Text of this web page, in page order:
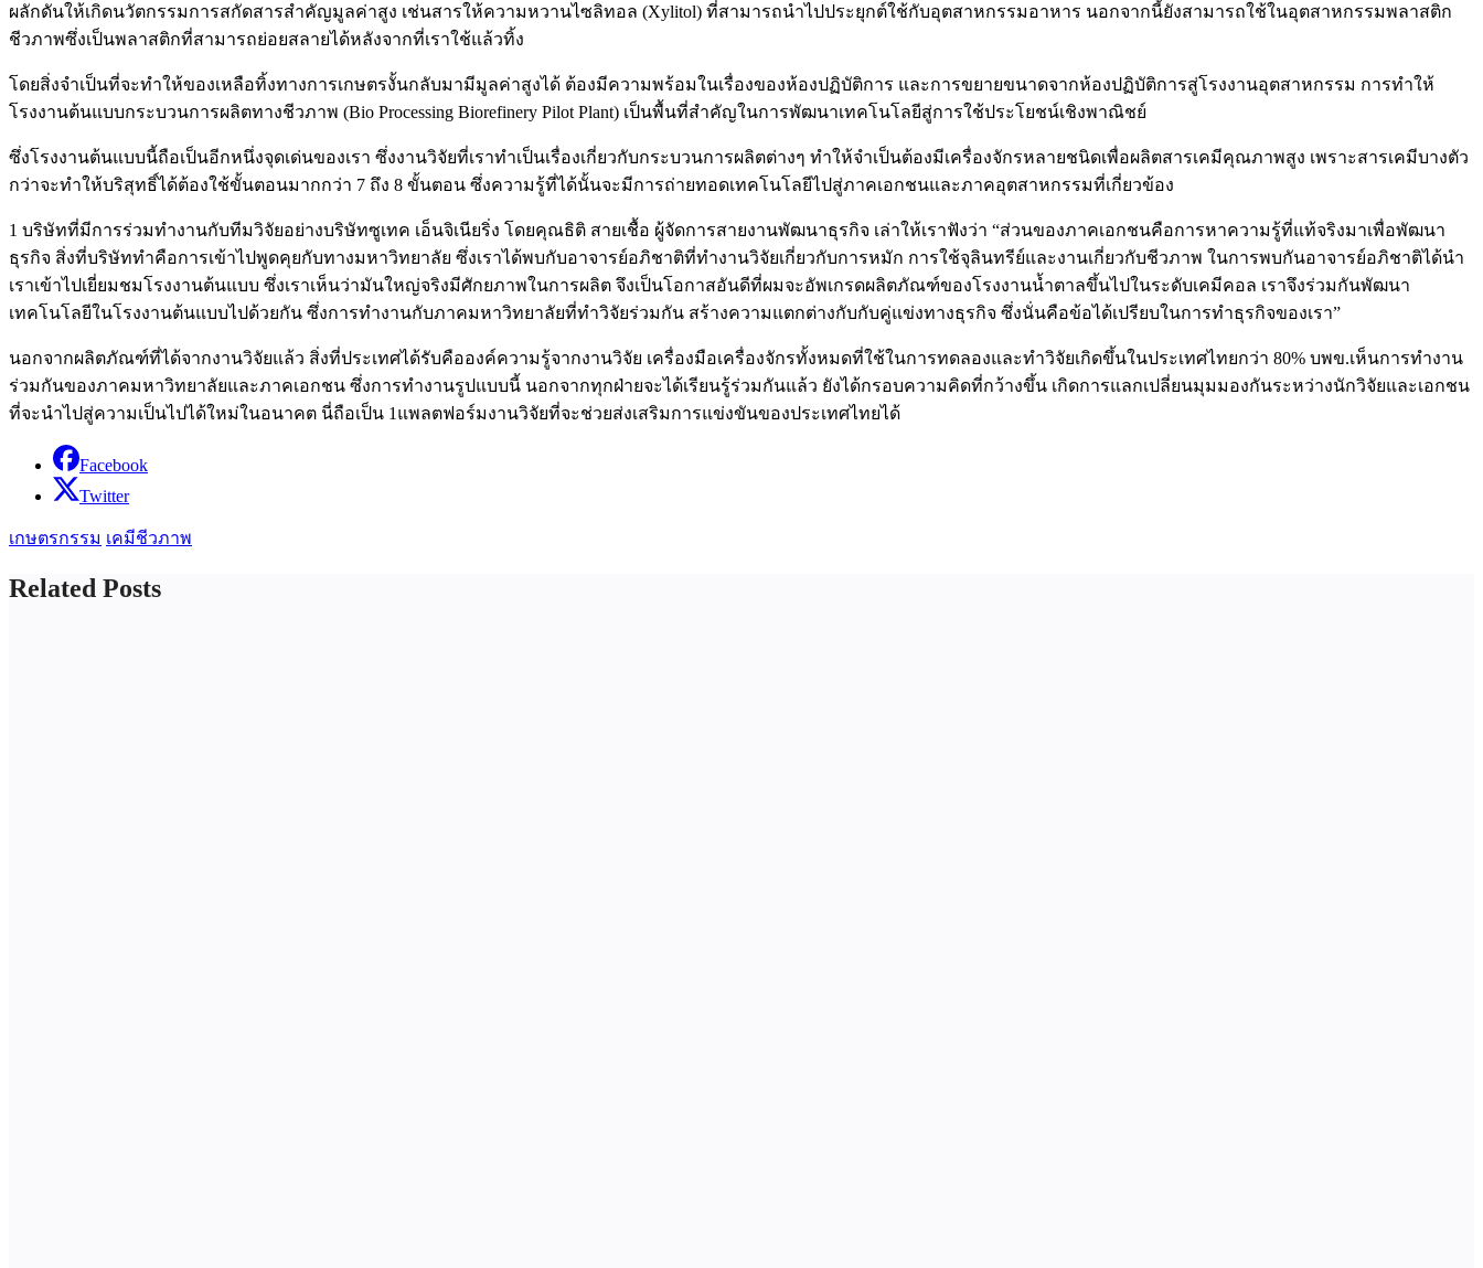
ผลักดันให้เกิดนวัตกรรมการสกัดสารสำคัญมูลค่าสูง เช่นสารให้ความหวานไซลิทอล (Xylitol) ที่สามารถนำไปประยุกต์ใช้กับอุตสาหกรรมอาหาร นอกจากนี้ยังสามารถใช้ในอุตสาหกรรมพลาสติก
ชีวภาพซึ่งเป็นพลาสติกที่สามารถย่อยสลายได้หลังจากที่เราใช้แล้วทิ้ง
โดยสิ่งจำเป็นที่จะทำให้ของเหลือทิ้งทางการเกษตรงั้นกลับมามีมูลค่าสูงได้ ต้องมีความพร้อมในเรื่องของห้องปฏิบัติการ และการขยายขนาดจากห้องปฏิบัติการสู่โรงงานอุตสาหกรรม การทำให้
โรงงานต้นแบบกระบวนการผลิตทางชีวภาพ (Bio Processing Biorefinery Pilot Plant) เป็นพื้นที่สำคัญในการพัฒนาเทคโนโลยีสู่การใช้ประโยชน์เชิงพาณิชย์
ซึ่งโรงงานต้นแบบนี้ถือเป็นอีกหนึ่งจุดเด่นของเรา ซึ่งงานวิจัยที่เราทำเป็นเรื่องเกี่ยวกับกระบวนการผลิตต่างๆ ทำให้จำเป็นต้องมีเครื่องจักรหลายชนิดเพื่อผลิตสารเคมีคุณภาพสูง เพราะสารเคมีบางตัว
กว่าจะทำให้บริสุทธิ์ได้ต้องใช้ขั้นตอนมากกว่า 7 ถึง 8 ขั้นตอน ซึ่งความรู้ที่ได้นั้นจะมีการถ่ายทอดเทคโนโลยีไปสู่ภาคเอกชนและภาคอุตสาหกรรมที่เกี่ยวข้อง
1 บริษัทที่มีการร่วมทำงานกับทีมวิจัยอย่างบริษัทซูเทค เอ็นจิเนียริ่ง โดยคุณธิติ สายเชื้อ ผู้จัดการสายงานพัฒนาธุรกิจ เล่าให้เราฟังว่า “ส่วนของภาคเอกชนคือการหาความรู้ที่แท้จริงมาเพื่อพัฒนา
ธุรกิจ สิ่งที่บริษัททำคือการเข้าไปพูดคุยกับทางมหาวิทยาลัย ซึ่งเราได้พบกับอาจารย์อภิชาติที่ทำงานวิจัยเกี่ยวกับการหมัก การใช้จุลินทรีย์และงานเกี่ยวกับชีวภาพ ในการพบกันอาจารย์อภิชาติได้นำ
เราเข้าไปเยี่ยมชมโรงงานต้นแบบ ซึ่งเราเห็นว่ามันใหญ่จริงมีศักยภาพในการผลิต จึงเป็นโอกาสอันดีที่ผมจะอัพเกรดผลิตภัณฑ์ของโรงงานน้ำตาลขึ้นไปในระดับเคมีคอล เราจึงร่วมกันพัฒนา
เทคโนโลยีในโรงงานต้นแบบไปด้วยกัน ซึ่งการทำงานกับภาคมหาวิทยาลัยที่ทำวิจัยร่วมกัน สร้างความแตกต่างกับกับคู่แข่งทางธุรกิจ ซึ่งนั่นคือข้อได้เปรียบในการทำธุรกิจของเรา”
นอกจากผลิตภัณฑ์ที่ได้จากงานวิจัยแล้ว สิ่งที่ประเทศได้รับคือองค์ความรู้จากงานวิจัย เครื่องมือเครื่องจักรทั้งหมดที่ใช้ในการทดลองและทำวิจัยเกิดขึ้นในประเทศไทยกว่า 80% บพข.เห็นการทำงาน
ร่วมกันของภาคมหาวิทยาลัยและภาคเอกชน ซึ่งการทำงานรูปแบบนี้ นอกจากทุกฝ่ายจะได้เรียนรู้ร่วมกันแล้ว ยังได้กรอบความคิดที่กว้างขึ้น เกิดการแลกเปลี่ยนมุมมองกันระหว่างนักวิจัยและเอกชน
ที่จะนำไปสู่ความเป็นไปได้ใหม่ในอนาคต นี่ถือเป็น 1แพลตฟอร์มงานวิจัยที่จะช่วยส่งเสริมการแข่งขันของประเทศไทยได้
Facebook
Twitter
เกษตรกรรม เคมีชีวภาพ
Related Posts